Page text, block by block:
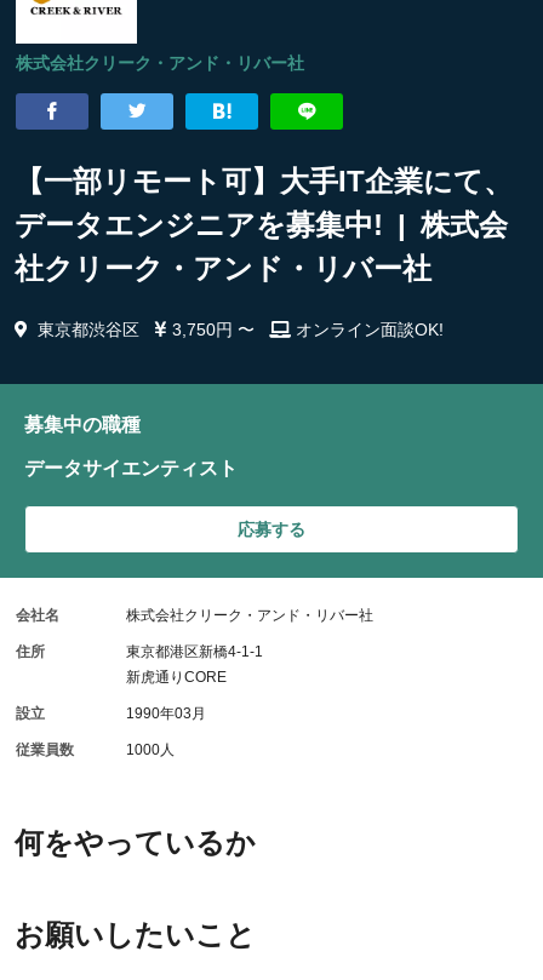
株式会社クリーク・アンド・リバー社
【一部リモート可】大手IT企業にて、
データエンジニアを募集中! | 株式会
社クリーク・アンド・リバー社
東京都渋谷区 3,750円 〜 オンライン面談OK!
何をやっているか
お願いしたいこと
募集中の職種
データサイエンティスト
応募する
会社名 株式会社クリーク・アンド・リバー社
住所
東京都港区新橋4-1-1
新虎通りCORE
設立 1990年03月
従業員数 1000人